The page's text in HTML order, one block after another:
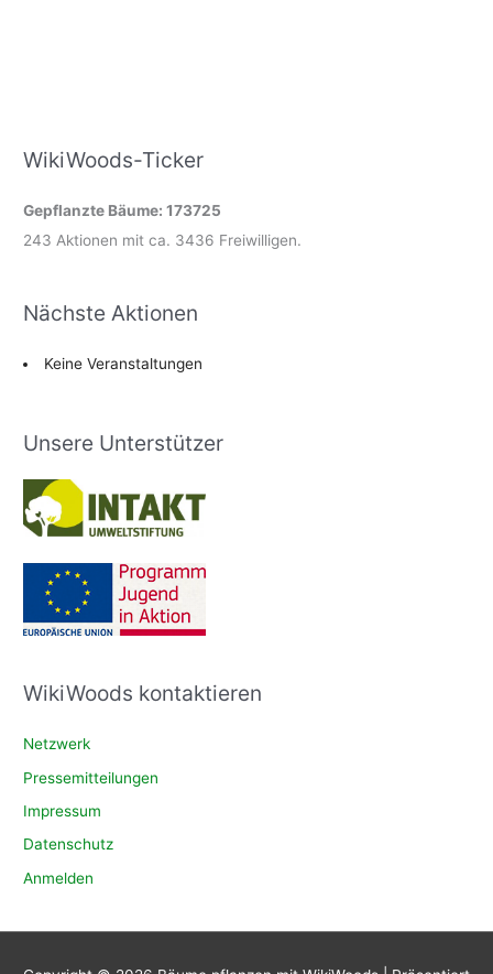
WikiWoods-Ticker
Gepflanzte Bäume: 173725
243 Aktionen mit ca. 3436 Freiwilligen.
Nächste Aktionen
Keine Veranstaltungen
Unsere Unterstützer
WikiWoods kontaktieren
Netzwerk
Pressemitteilungen
Impressum
Datenschutz
Anmelden